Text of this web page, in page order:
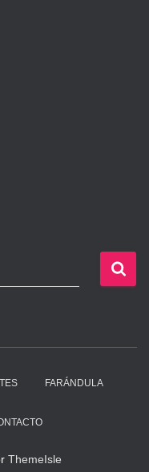
FARÁNDULA
ThemeIsle